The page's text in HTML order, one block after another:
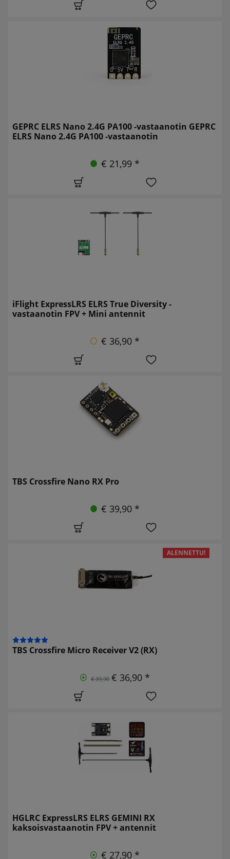
GEPRC ELRS Nano 2.4G PA100 -vastaanotin GEPRC
ELRS Nano 2.4G PA100 -vastaanotin
€ 21,99 *
iFlight ExpressLRS ELRS True Diversity -
vastaanotin FPV + Mini antennit
€ 36,90 *
TBS Crossfire Nano RX Pro
€ 39,90 *
ALENNETTU!
TBS Crossfire Micro Receiver V2 (RX)
€ 39,90 € 36,90 *
HGLRC ExpressLRS ELRS GEMINI RX
kaksoisvastaanotin FPV + antennit
€ 27,90 *